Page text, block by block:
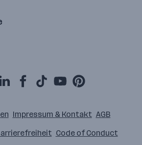
Impressum & Kontakt AGB
Code of Conduct